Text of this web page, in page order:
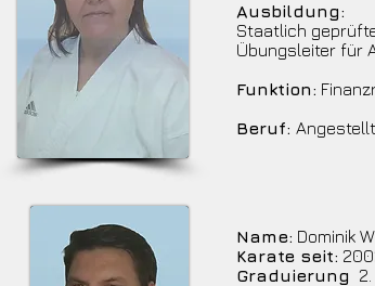
Ausbildung:
Staatlich
Übungsleiter für
Funktion:
Beruf:
Name: Dominik
Karate seit:
Graduierung 2.